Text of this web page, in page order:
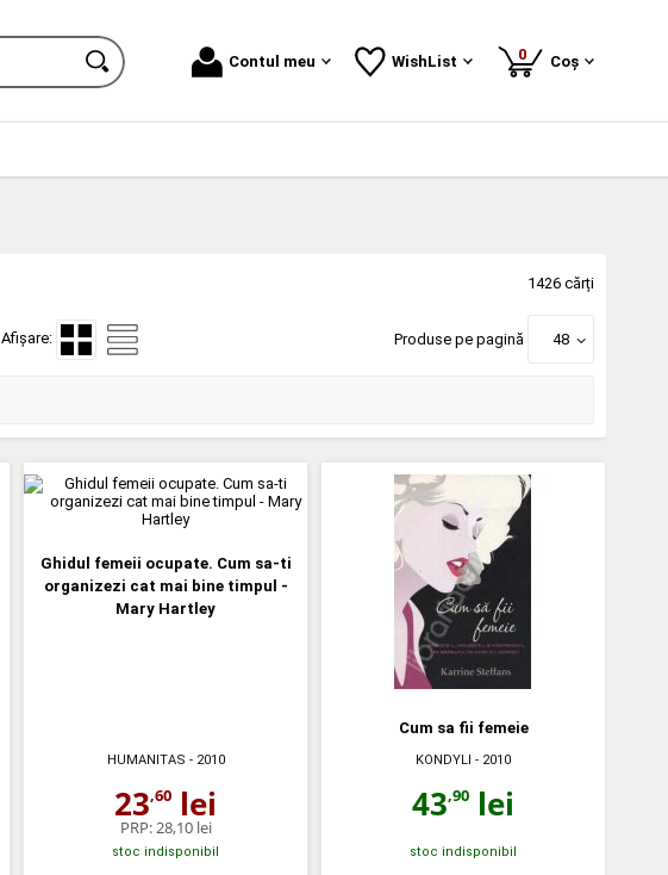
Contul meu WishList 0produse
Coș
1426 cărți
Afișare: Produse pe pagină 48
Ghidul femeii ocupate. Cum sa-ti
organizezi cat mai bine timpul -
Mary Hartley
HUMANITAS - 2010
23,60 lei
PRP:28,10 lei
stoc indisponibil
Cum sa fii femeie
KONDYLI - 2010
43,90 lei
stoc indisponibil